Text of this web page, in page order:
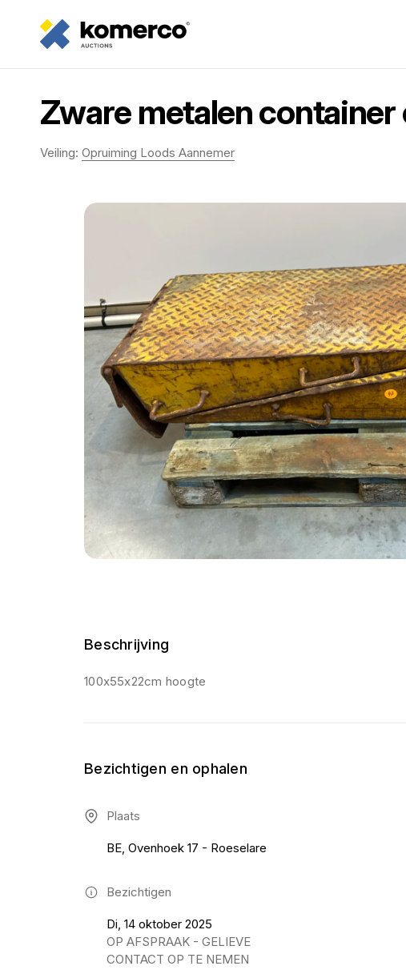
Zware metalen
Veiling: Opruiming Loods Aannemer
Beschrijving
100x55x22cm hoogte
Bezichtigen en ophalen
Plaats
BE, Ovenhoek 17 - Roeselare
Bezichtigen
Di, 14 oktober 2025
OP AFSPRAAK - GELIEVE
CONTACT OP TE NEMEN